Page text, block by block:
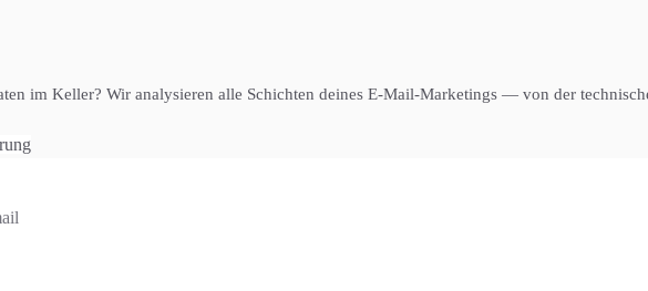
im Keller? Wir analysieren alle Schichten deines E-Mail-Marketings — von der